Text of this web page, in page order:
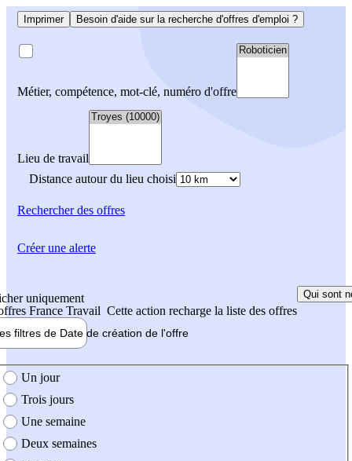
Imprimer Besoin d'aide sur la recherche d'offres d'emploi ?
Métier, compétence, mot-clé, numéro d'offre
Lieu de travail
Distance autour du lieu choisi
Rechercherdes offres
uniquement
France Travail Cette action recharge la liste des offres
Qui sont
filtres de Date de création de l'offre
création de l'offre
Un jour
Trois jours
Une semaine
Deux semaines
Créer une alerte